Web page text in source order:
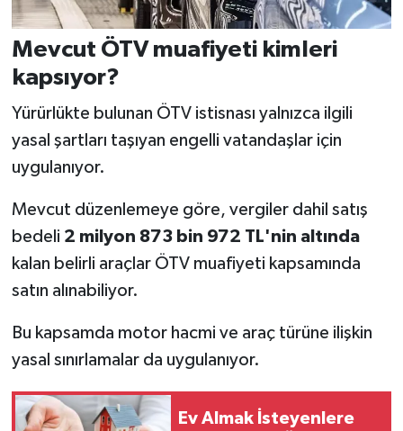
Mevcut ÖTV muafiyeti kimleri
kapsıyor?
Yürürlükte bulunan ÖTV istisnası yalnızca ilgili
yasal şartları taşıyan engelli vatandaşlar için
uygulanıyor.
Mevcut düzenlemeye göre, vergiler dahil satış
bedeli 2 milyon 873 bin 972 TL'nin altında
kalan belirli araçlar ÖTV muafiyeti kapsamında
satın alınabiliyor.
Bu kapsamda motor hacmi ve araç türüne ilişkin
yasal sınırlamalar da uygulanıyor.
Ev Almak İsteyenlere